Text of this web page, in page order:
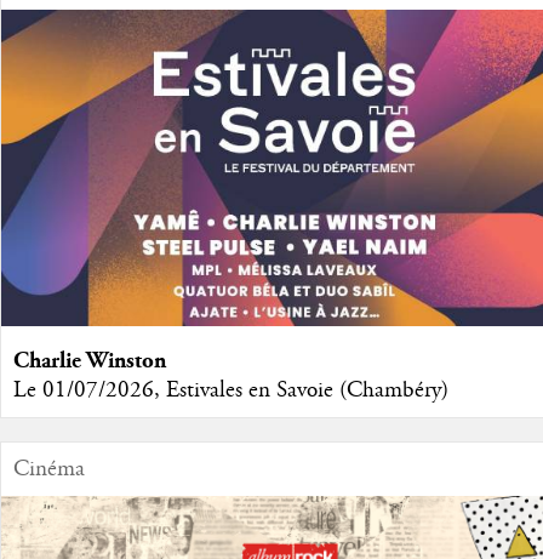
Charlie Winston
Le 01/07/2026, Estivales en Savoie (Chambéry)
Cinéma